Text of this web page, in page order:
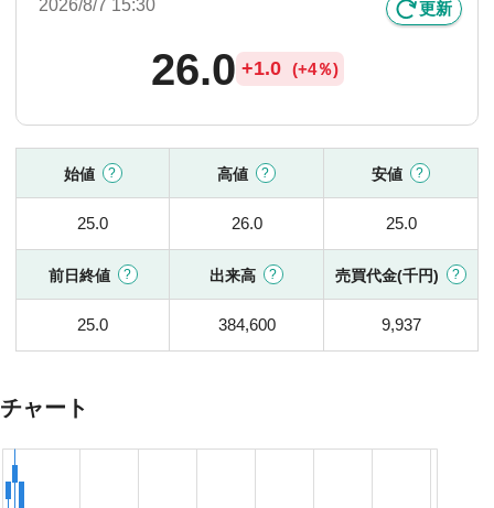
2026/8/7 15:30 更新
26.0 +1.0 (+4％)
始値 高値 安値
25.0 26.0 25.0
前日終値 出来高 売買代金(千円)
25.0 384,600 9,937
チャート